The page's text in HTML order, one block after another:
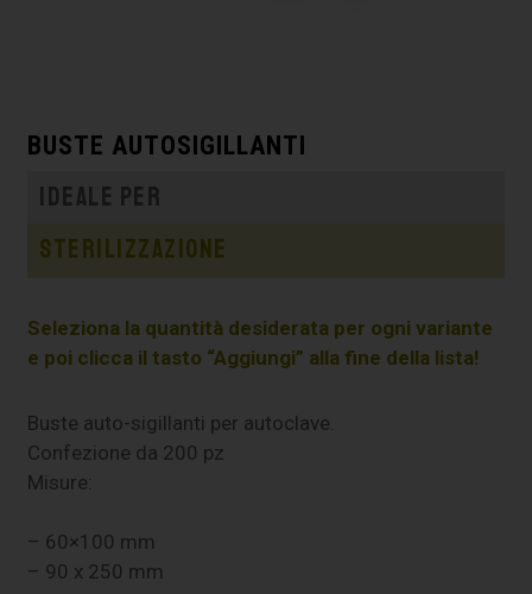
BUSTE AUTOSIGILLANTI
Ideale per
Sterilizzazione
Seleziona la quantità desiderata per ogni variante
e poi clicca il tasto “Aggiungi” alla fine della lista!
Buste auto-sigillanti per autoclave.
Confezione da 200 pz
Misure:
– 60×100 mm
– 90 x 250 mm